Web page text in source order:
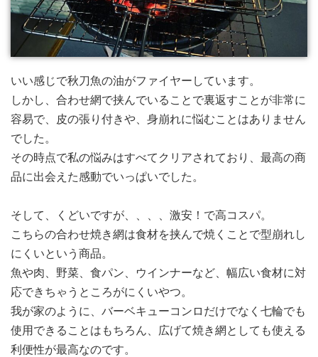
いい感じで秋刀魚の油がファイヤーしています。
しかし、合わせ網で挟んでいることで裏返すことが非常に
容易で、皮の張り付きや、身崩れに悩むことはありません
でした。
その時点で私の悩みはすべてクリアされており、最高の商
品に出会えた感動でいっぱいでした。
そして、くどいですが、、、、激安！で高コスパ。
こちらの合わせ焼き網は食材を挟んで焼くことで型崩れし
にくいという商品。
魚や肉、野菜、食パン、ウインナーなど、幅広い食材に対
応できちゃうところがにくいやつ。
我が家のように、バーベキューコンロだけでなく七輪でも
使用できることはもちろん、広げて焼き網としても使える
利便性が最高なのです。